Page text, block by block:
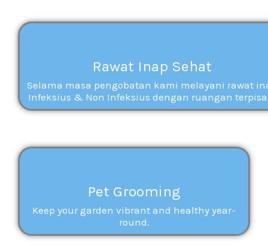
Rawat Inap Sehat
Selama masa pengobatan kami melayani rawat
Infeksius & Non Infeksius dengan ruangan
Pet Grooming
Keep your garden vibrant and healthy year-
round.